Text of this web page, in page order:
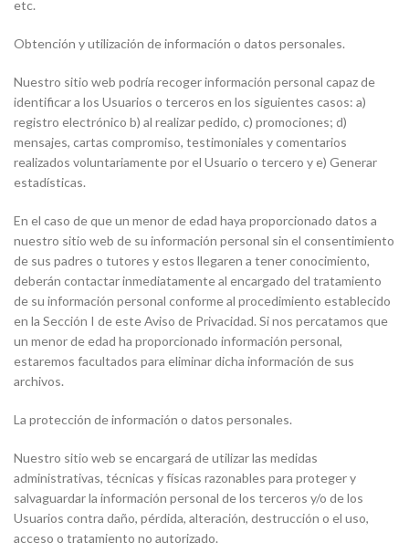
etc.
Obtención y utilización de información o datos personales.
Nuestro sitio web podría recoger información personal capaz de
identificar a los Usuarios o terceros en los siguientes casos: a)
registro electrónico b) al realizar pedido, c) promociones; d)
mensajes, cartas compromiso, testimoniales y comentarios
realizados voluntariamente por el Usuario o tercero y e) Generar
estadísticas.
En el caso de que un menor de edad haya proporcionado datos a
nuestro sitio web de su información personal sin el consentimiento
de sus padres o tutores y estos llegaren a tener conocimiento,
deberán contactar inmediatamente al encargado del tratamiento
de su información personal conforme al procedimiento establecido
en la Sección I de este Aviso de Privacidad. Si nos percatamos que
un menor de edad ha proporcionado información personal,
estaremos facultados para eliminar dicha información de sus
archivos.
La protección de información o datos personales.
Nuestro sitio web se encargará de utilizar las medidas
administrativas, técnicas y físicas razonables para proteger y
salvaguardar la información personal de los terceros y/o de los
Usuarios contra daño, pérdida, alteración, destrucción o el uso,
acceso o tratamiento no autorizado.